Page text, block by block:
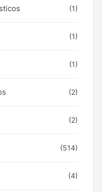
(1)
(1)
(1)
(2)
(2)
(514)
(4)